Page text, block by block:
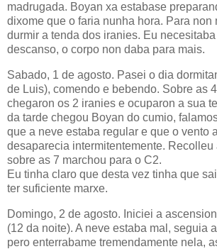
madrugada. Boyan xa estabase
dixome que o faria nunha hora. Para non
durmir a tenda dos iranies. Eu
descanso, o corpo non daba para mais.
Sabado, 1 de agosto. Pasei o dia
de Luis), comendo e bebendo. Sobre as
chegaron os 2 iranies e ocuparon a sua
da tarde chegou Boyan do cumio,
que a neve estaba regular e que o vento
desaparecia intermitentemente. Recolleu
sobre as 7 marchou para o C2.
Eu tinha claro que desta vez tinha que
ter suficiente marxe.
Domingo, 2 de agosto. Iniciei a
(12 da noite). A neve estaba mal, seguia
pero enterrabame tremendamente nela,